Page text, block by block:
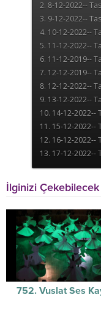
İlginizi
752. Vuslat Ses